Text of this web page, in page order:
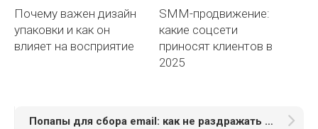
Почему важен дизайн
упаковки и как он
влияет на восприятие
SMM-продвижение:
какие соцсети
приносят клиентов в
2025
Попапы для сбора email: как не раздражать пользователей